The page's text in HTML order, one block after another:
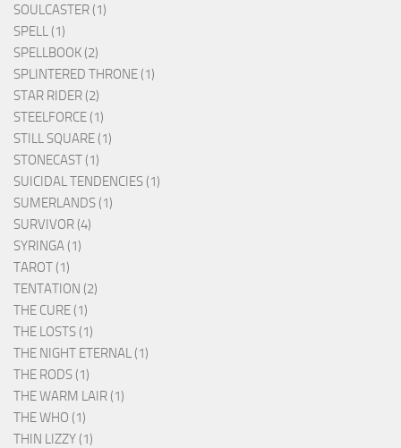
SOULCASTER (1)
SPELL (1)
SPELLBOOK (2)
SPLINTERED THRONE (1)
STAR RIDER (2)
STEELFORCE (1)
STILL SQUARE (1)
STONECAST (1)
SUICIDAL TENDENCIES (1)
SUMERLANDS (1)
SURVIVOR (4)
SYRINGA (1)
TAROT (1)
TENTATION (2)
THE CURE (1)
THE LOSTS (1)
THE NIGHT ETERNAL (1)
THE RODS (1)
THE WARM LAIR (1)
THE WHO (1)
THIN LIZZY (1)